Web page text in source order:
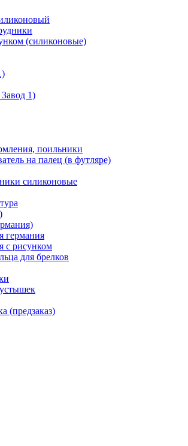
(силиконовые)
1)
поильники
на палец (в футляре)
силиконовые
германия
с рисунком
для брелков
(предзаказ)